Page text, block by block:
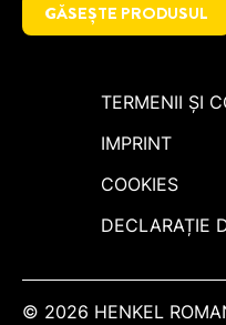
GĂSEȘTE PRODUSUL
TERMENII ȘI
IMPRINT
COOKIES
DECLARAȚIE
© 2026 HENKEL